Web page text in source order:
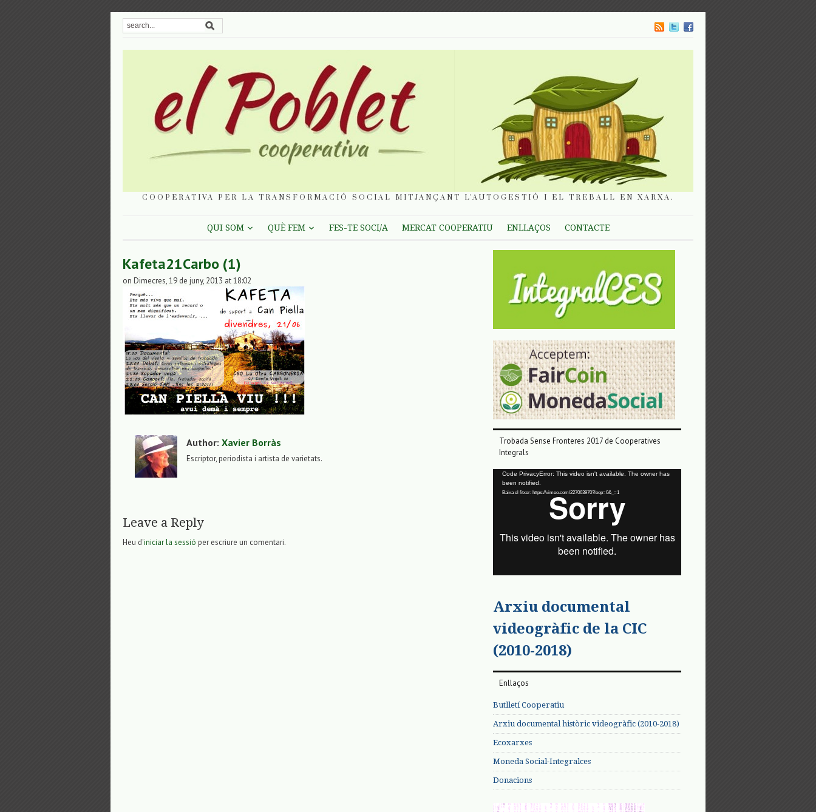
COOPERATIVA PER LA TRANSFORMACIÓ SOCIAL MITJANÇANT L'AUTOGESTIÓ I EL TREBALL EN XARXA.
QUI SOM QUÈ FEM FES-TE SOCI/A MERCAT COOPERATIU ENLLAÇOS CONTACTE
Kafeta21Carbo (1)
on Dimecres, 19 de juny, 2013 at 18:02
Author: Xavier Borràs
Escriptor, periodista i artista de varietats.
Leave a Reply
Heu d'iniciar la sessió per escriure un comentari.
Trobada Sense Fronteres 2017 de Cooperatives
Integrals
Reproductor
vídeo
Code PrivacyError: This video isn't available. The owner has
been notified.
Baixa el fitxer: https://vimeo.com/227063970?loop=0&_=1
Arxiu documental
videogràfic de la CIC
(2010-2018)
Enllaços
Butlletí Cooperatiu
Arxiu documental històric videogràfic (2010-2018)
Ecoxarxes
Moneda Social-Integralces
Donacions